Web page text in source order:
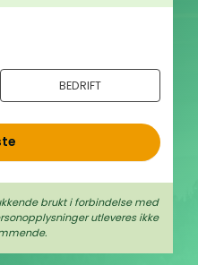
BEDRIFT
brukt i forbindelse med
utleveres ikke